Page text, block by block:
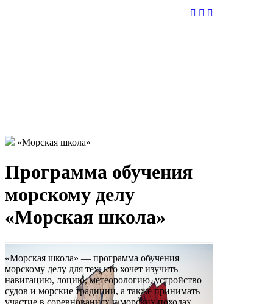
«Морская школа»
Программа обучения
морскому делу
«Морская школа»
«Морская школа» — программа обучения
морскому делу для тех, кто хочет изучить
навигацию, лоцию, метеорологию, устройство
судов и морские традиции, а также принимать
участие в соревнованиях и морских походах.